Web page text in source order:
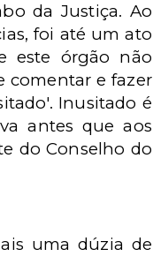
da Justiça. Ao
foi até um ato
este órgão não
comentar e fazer
Inusitado é
antes que aos
do Conselho do
uma dúzia de